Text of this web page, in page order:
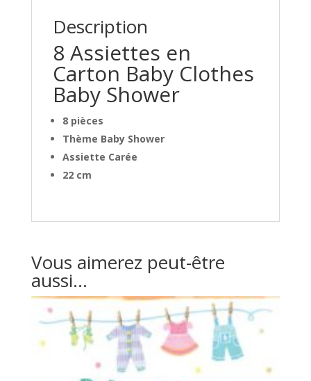
Description
8 Assiettes en
Carton Baby Clothes
Baby Shower
8 pièces
Thème Baby Shower
Assiette Carée
22 cm
Vous aimerez peut-être
aussi…